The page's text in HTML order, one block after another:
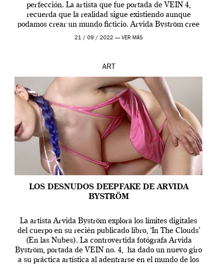
perfección. La artista que fue portada de VEIN 4,
recuerda que la realidad sigue existiendo aunque
podamos crear un mundo ficticio. Arvida Byström cree
que los humanos tienen un complejo […]
21 / 09 / 2022 — VER MÁS
ART
LOS DESNUDOS DEEPFAKE DE ARVIDA
BYSTRÖM
La artista Arvida Byström explora los límites digitales
del cuerpo en su recién publicado libro, ‘In The Clouds’
(En las Nubes). La controvertida fotógrafa Arvida
Byström, portada de VEIN no. 4, ha dado un nuevo giro
a su práctica artística al adentrarse en el mundo de los